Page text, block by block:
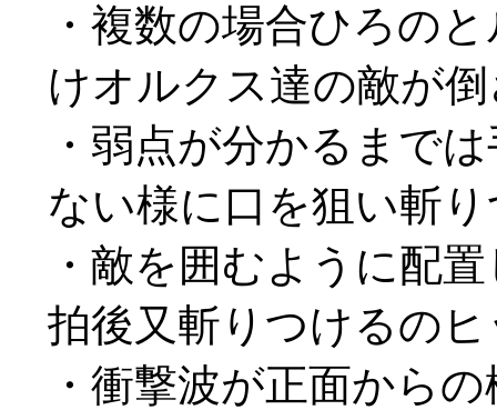
・複数の場合ひろの
けオルクス達の敵が
・弱点が分かるまで
ない様に口を狙い斬
・敵を囲むように配
拍後又斬りつけるの
・衝撃波が正面から